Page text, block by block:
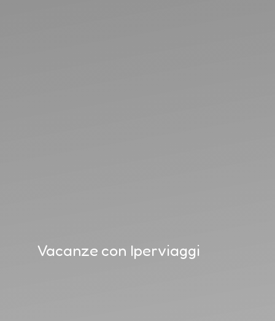
Vacanze con Iperviaggi